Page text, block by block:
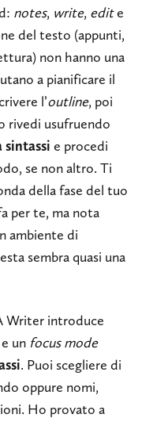
notes, write, edite
del testo (appunti,
non hanno una
a pianificare il
l’outline, poi
rivedi usufruendo
e procedi
se non altro. Ti
della fase del tuo
per te, ma nota
ambiente di
sembra quasi una
Writer introduce
un focus mode
. Puoi scegliere di
oppure nomi,
Ho provato a